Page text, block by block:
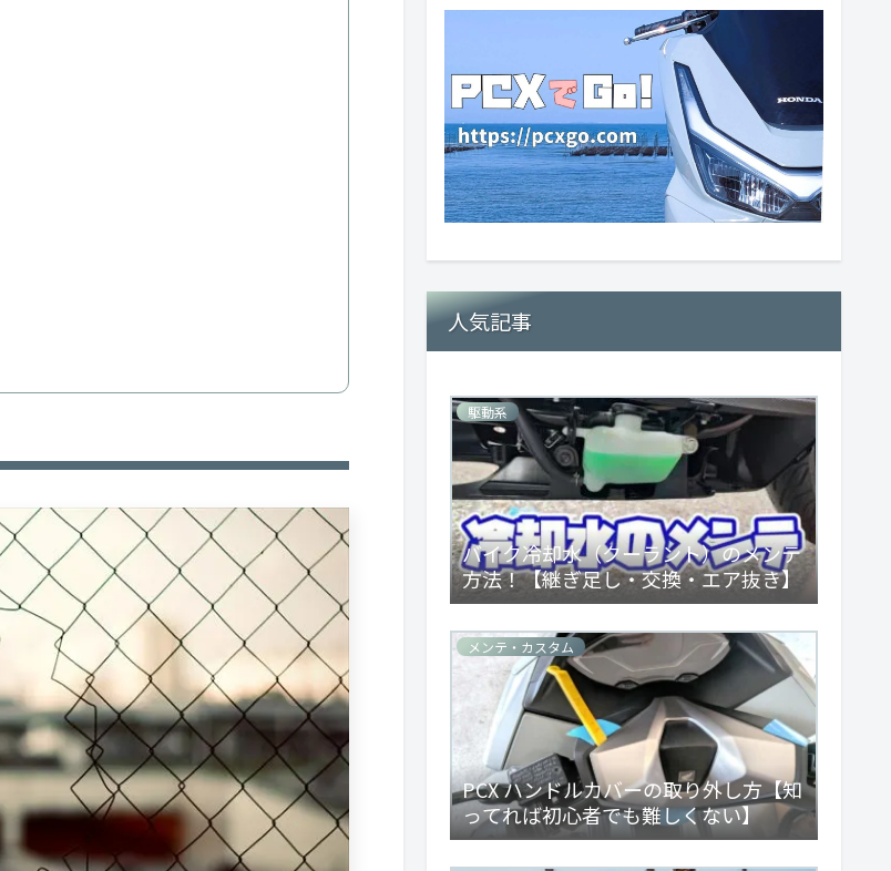
人気記事
駆動系
バイク冷却水（クーラント）のメンテ
方法！【継ぎ足し・交換・エア抜き】
メンテ・カスタム
PCX ハンドルカバーの取り外し方【知
ってれば初心者でも難しくない】